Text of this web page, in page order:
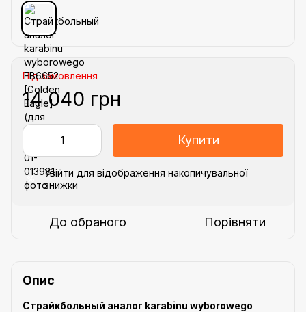
Під замовлення
14 040 грн
Купити
%
Увійти для відображення накопичувальної
знижки
До обраного Порівняти
Опис
Страйкбольный аналог karabinu wyborowego